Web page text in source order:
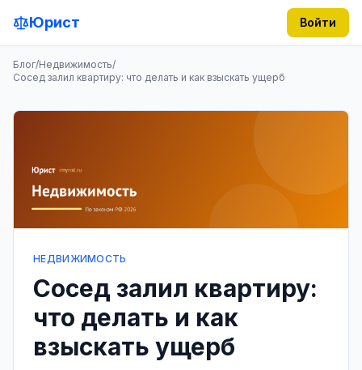
Юрист Войти
Блог/Недвижимость/
Сосед залил квартиру: что делать и как взыскать ущерб
НЕДВИЖИМОСТЬ
Сосед залил квартиру:
что делать и как
взыскать ущерб